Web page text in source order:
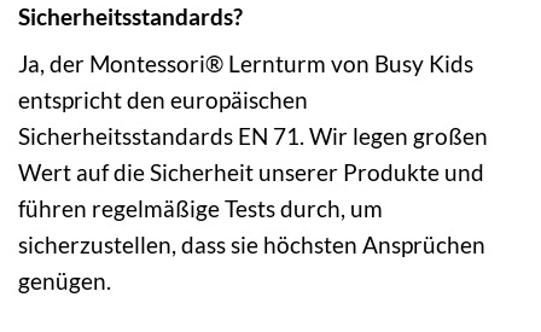
Sicherheitsstandards?
Ja, der Montessori® Lernturm von Busy Kids
entspricht den europäischen
Sicherheitsstandards EN 71. Wir legen großen
Wert auf die Sicherheit unserer Produkte und
führen regelmäßige Tests durch, um
sicherzustellen, dass sie höchsten Ansprüchen
genügen.